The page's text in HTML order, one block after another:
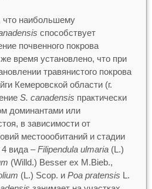
что наибольшему
способствует
почвенного покрова
время установлено, что при
травянистого покрова
Кемеровской области (г.
S. canadensis практически
доминантами или
в зависимости от
местоообитаний и стадии
4 вида –Filipendula ulmaria (L.)
(Willd.) Besser ex M.Bieb.,
(L.) Scop. и Poa pratensis L.